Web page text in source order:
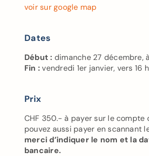
voir sur google map
Dates
Début : dimanche 27 décembre,
Fin :vendredi 1er janvier, vers 16
Prix
CHF 350.- à payer sur le compte
pouvez aussi payer en scannant
merci d’indiquer le nom et la
bancaire.